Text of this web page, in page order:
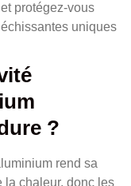
protégez-vous
uniques
?
rend sa
la chaleur, donc les